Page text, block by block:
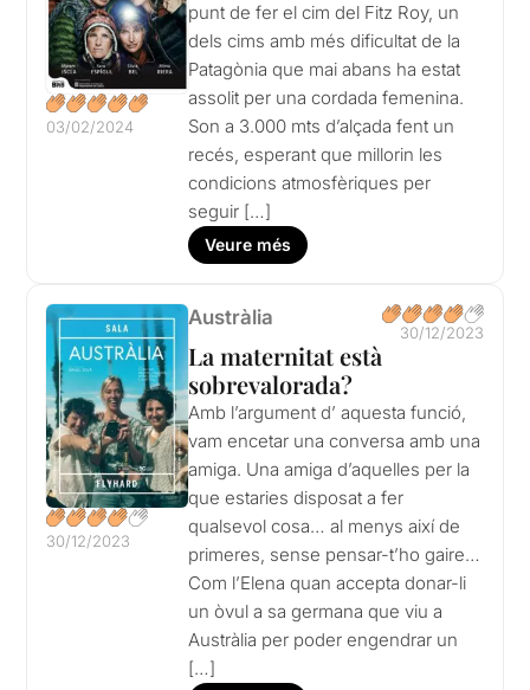
03/02/2024
punt de fer el cim del Fitz Roy, un
dels cims amb més dificultat de la
Patagònia que mai abans ha estat
assolit per una cordada femenina.
Son a 3.000 mts d’alçada fent un
recés, esperant que millorin les
condicions atmosfèriques per
seguir […]
Veure més
30/12/2023
Austràlia
30/12/2023
La maternitat està
sobrevalorada?
Amb l’argument d’ aquesta funció,
vam encetar una conversa amb una
amiga. Una amiga d’aquelles per la
que estaries disposat a fer
qualsevol cosa… al menys així de
primeres, sense pensar-t’ho gaire…
Com l’Elena quan accepta donar-li
un òvul a sa germana que viu a
Austràlia per poder engendrar un
[…]